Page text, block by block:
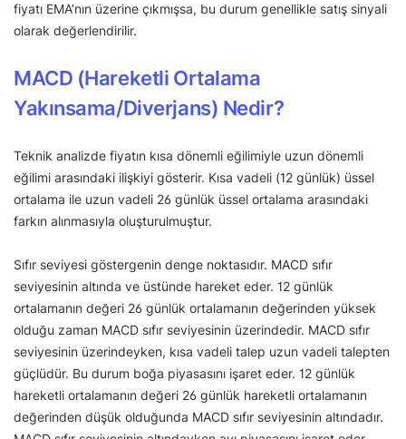
fiyatı EMA’nın üzerine çıkmışsa, bu durum genellikle satış sinyali
olarak değerlendirilir.
MACD (Hareketli Ortalama
Yakınsama/Diverjans) Nedir?
Teknik analizde fiyatın kısa dönemli eğilimiyle uzun dönemli
eğilimi arasındaki ilişkiyi gösterir. Kısa vadeli (12 günlük) üssel
ortalama ile uzun vadeli 26 günlük üssel ortalama arasındaki
farkın alınmasıyla oluşturulmuştur.
Sıfır seviyesi göstergenin denge noktasıdır. MACD sıfır
seviyesinin altında ve üstünde hareket eder. 12 günlük
ortalamanın değeri 26 günlük ortalamanın değerinden yüksek
olduğu zaman MACD sıfır seviyesinin üzerindedir. MACD sıfır
seviyesinin üzerindeyken, kısa vadeli talep uzun vadeli talepten
güçlüdür. Bu durum boğa piyasasını işaret eder. 12 günlük
hareketli ortalamanın değeri 26 günlük hareketli ortalamanın
değerinden düşük olduğunda MACD sıfır seviyesinin altındadır.